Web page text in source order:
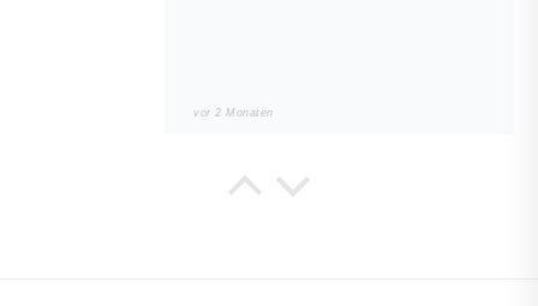
vor 2 Monaten
Noah